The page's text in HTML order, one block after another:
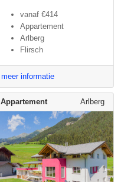
vanaf €414
Appartement
Arlberg
Flirsch
meer informatie
Appartement Arlberg